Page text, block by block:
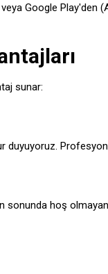
veya Google
sunar:
duyuyoruz.
hoş